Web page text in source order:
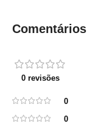
0 revisões
0
0